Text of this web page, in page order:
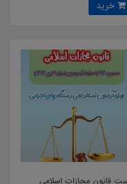
قانون مجازات اسلامی